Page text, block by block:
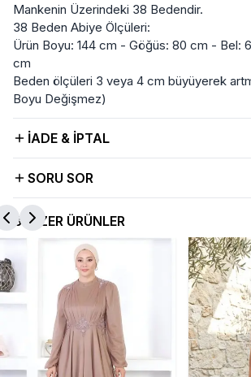
Mankenin Üzerindeki 38 Bedendir.
38 Beden Abiye Ölçüleri:
Ürün Boyu: 144 cm - Göğüs: 80 cm - Bel:
cm
Beden ölçüleri 3 veya 4 cm büyüyerek
Boyu Değişmez)
İADE & İPTAL
SORU SOR
BENZER ÜRÜNLER